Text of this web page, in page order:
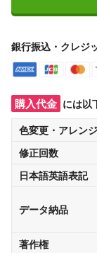
銀行振込・クレジ
購入代金 には以
色変更・アレンジ
修正回数
日本語英語表記
データ納品
著作権